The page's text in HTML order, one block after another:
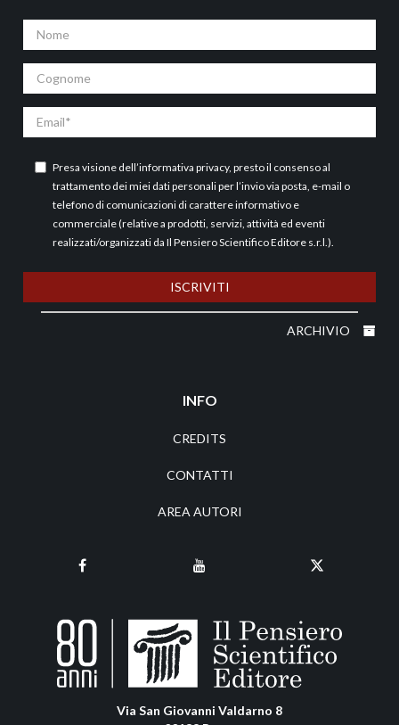
Nome
Cognome
Email
Presa visione dell’informativa privacy, presto il consenso al
trattamento dei miei dati personali per l’invio via posta, e-mail o
telefono di comunicazioni di carattere informativo e
commerciale (relative a prodotti, servizi, attività ed eventi
realizzati/organizzati da Il Pensiero Scientifico Editore s.r.l.).
ISCRIVITI
ARCHIVIO
INFO
CREDITS
CONTATTI
AREA AUTORI
Via San Giovanni Valdarno 8